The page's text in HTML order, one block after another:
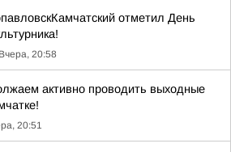
отметил День
Вчера, 20:58
активно проводить выходные
20:51